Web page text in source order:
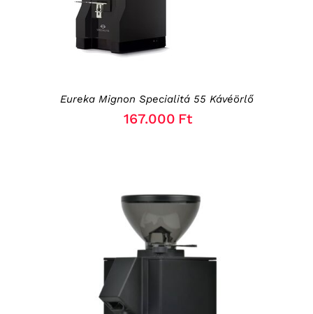
Eureka Mignon Specialitá 55 Kávéörlő
167.000 Ft
KOSÁRBA TESZEM